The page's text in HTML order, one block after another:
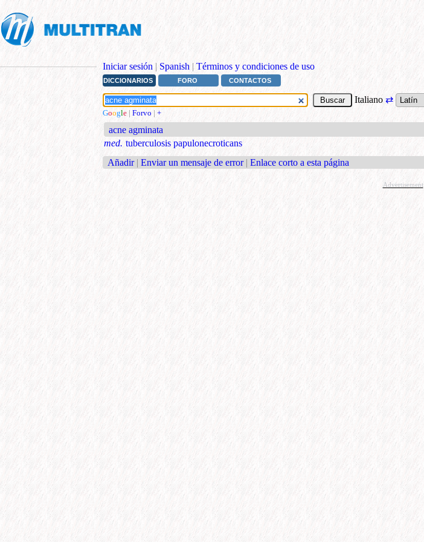
Iniciar sesión | Spanish | Términos y condiciones de uso
DICCIONARIOS FORO CONTACTOS
Italiano ⇄
Google | Forvo | +
acne agminata
med. tuberculosis papulonecroticans
Añadir | Enviar un mensaje de error | Enlace corto a esta página
Advertisement